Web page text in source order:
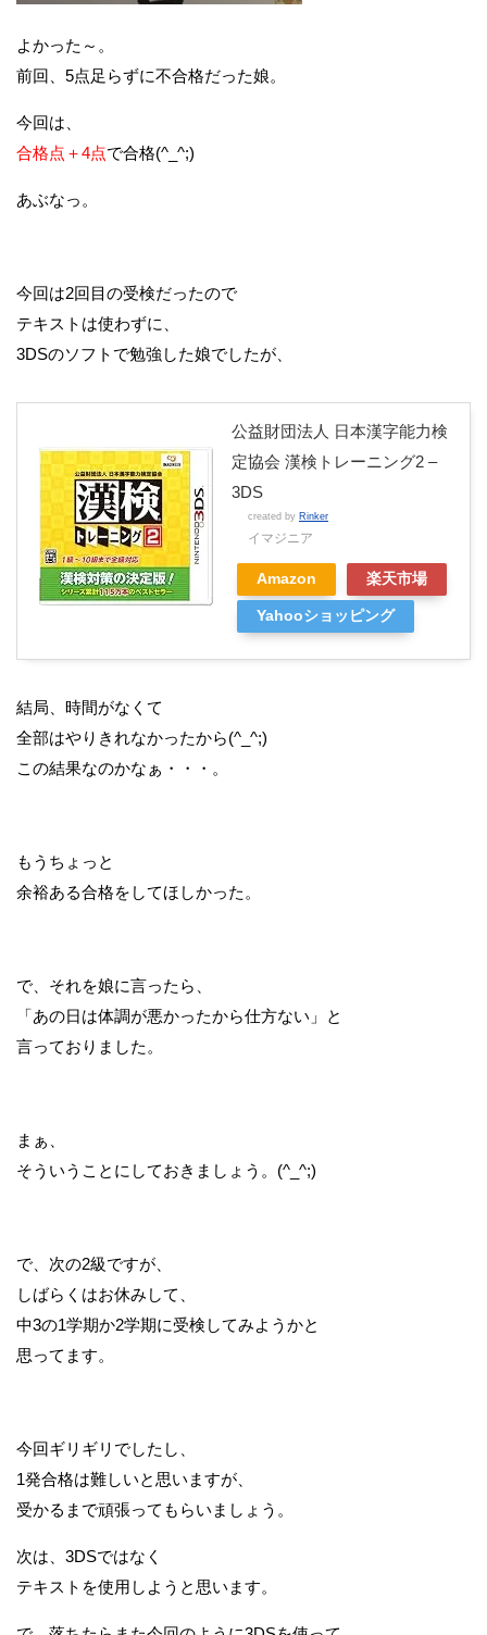
よかった～。
前回、5点足らずに不合格だった娘。
今回は、
合格点＋4点で合格(^_^;)
あぶなっ。
今回は2回目の受検だったので
テキストは使わずに、
3DSのソフトで勉強した娘でしたが、
公益財団法人 日本漢字能力検
定協会 漢検トレーニング2 –
3DS
created by Rinker
イマジニア
Amazon 楽天市場
Yahooショッピング
結局、時間がなくて
全部はやりきれなかったから(^_^;)
この結果なのかなぁ・・・。
もうちょっと
余裕ある合格をしてほしかった。
で、それを娘に言ったら、
「あの日は体調が悪かったから仕方ない」と
言っておりました。
まぁ、
そういうことにしておきましょう。(^_^;)
で、次の2級ですが、
しばらくはお休みして、
中3の1学期か2学期に受検してみようかと
思ってます。
今回ギリギリでしたし、
1発合格は難しいと思いますが、
受かるまで頑張ってもらいましょう。
次は、3DSではなく
テキストを使用しようと思います。